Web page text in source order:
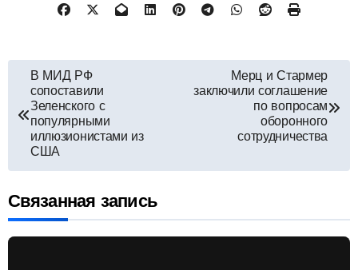
Навигация
по
записям
В МИД РФ
сопоставили
Зеленского с
популярными
иллюзионистами из
США
Мерц и Стармер
заключили соглашение
по вопросам
оборонного
сотрудничества
Связанная запись